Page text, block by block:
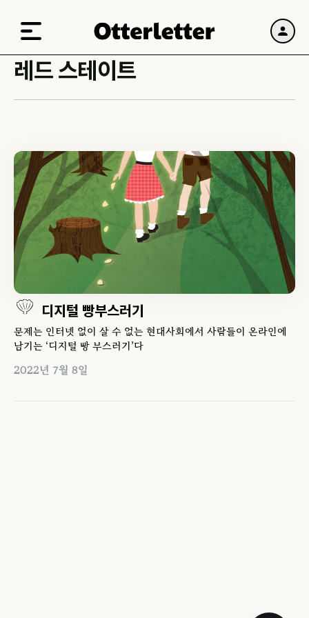
레드 스테이트
디지털 빵부스러기
문제는 인터넷 없이 살 수 없는 현대사회에서 사람들이 온라인에
남기는 ‘디지털 빵 부스러기’다
2022년 7월 8일